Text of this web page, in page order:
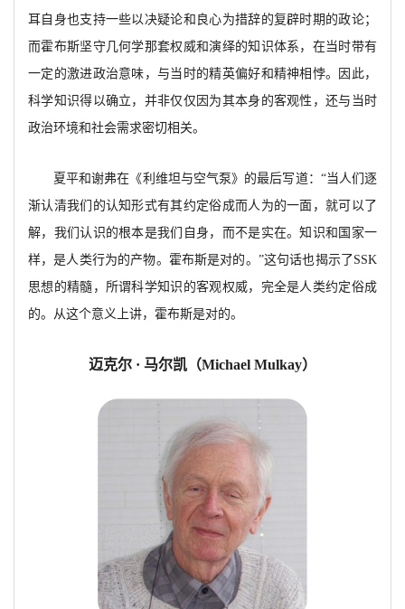
耳自身也支持一些以决疑论和良心为措辞的复辟时期的政论；
而霍布斯坚守几何学那套权威和演绎的知识体系，在当时带有
一定的激进政治意味，与当时的精英偏好和精神相悖。因此，
科学知识得以确立，并非仅仅因为其本身的客观性，还与当时
政治环境和社会需求密切相关。
夏平和谢弗在《利维坦与空气泵》的最后写道： “当人们逐
渐认清我们的认知形式有其约定俗成而人为的一面，就可以了
解，我们认识的根本是我们自身，而不是实在。知识和国家一
样，是人类行为的产物。霍布斯是对的。”这句话也揭示了SSK
思想的精髓，所谓科学知识的客观权威，完全是人类约定俗成
的。从这个意义上讲，霍布斯是对的。
迈克尔 · 马尔凯（Michael Mulkay）